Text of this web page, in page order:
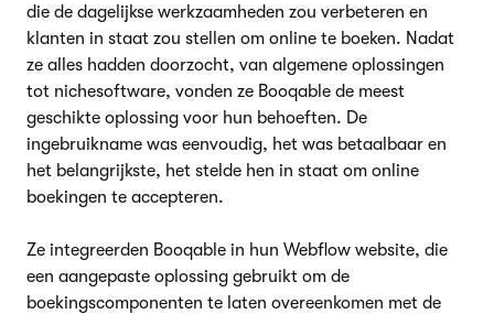
die de dagelijkse werkzaamheden zou verbeteren en
klanten in staat zou stellen om online te boeken. Nadat
ze alles hadden doorzocht, van algemene oplossingen
tot nichesoftware, vonden ze Booqable de meest
geschikte oplossing voor hun behoeften. De
ingebruikname was eenvoudig, het was betaalbaar en
het belangrijkste, het stelde hen in staat om online
boekingen te accepteren.
Ze integreerden Booqable in hun Webflow website, die
een aangepaste oplossing gebruikt om de
boekingscomponenten te laten overeenkomen met de